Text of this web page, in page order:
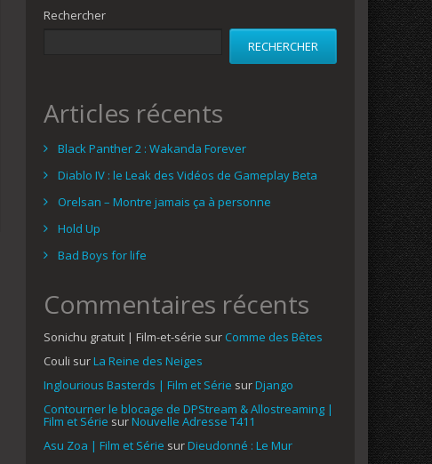
Rechercher
RECHERCHER
Articles récents
Black Panther 2 : Wakanda Forever
Diablo IV : le Leak des Vidéos de Gameplay Beta
Orelsan – Montre jamais ça à personne
Hold Up
Bad Boys for life
Commentaires récents
Sonichu gratuit | Film-et-série sur Comme des Bêtes
Couli surLa Reine des Neiges
Inglourious Basterds | Film et Série surDjango
Contourner le blocage de DPStream & Allostreaming |
Film et Série surNouvelle Adresse T411
Asu Zoa | Film et Série surDieudonné : Le Mur